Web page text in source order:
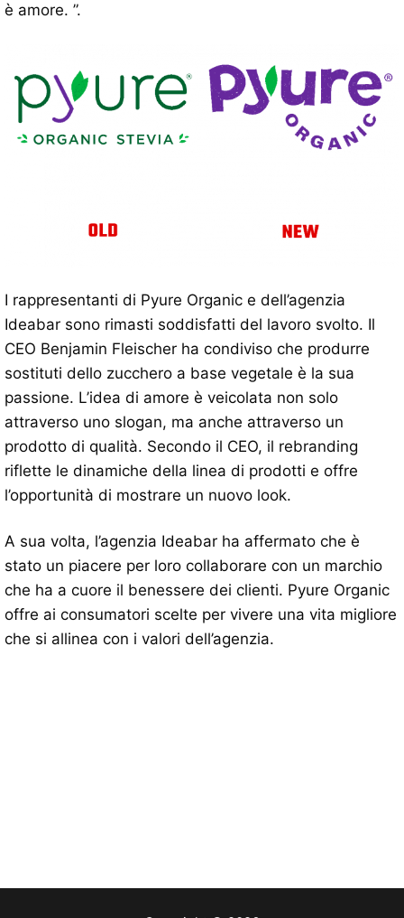
è amore. ”.
I rappresentanti di Pyure Organic e dell’agenzia
Ideabar sono rimasti soddisfatti del lavoro svolto. Il
CEO Benjamin Fleischer ha condiviso che produrre
sostituti dello zucchero a base vegetale è la sua
passione. L’idea di amore è veicolata non solo
attraverso uno slogan, ma anche attraverso un
prodotto di qualità. Secondo il CEO, il rebranding
riflette le dinamiche della linea di prodotti e offre
l’opportunità di mostrare un nuovo look.
A sua volta, l’agenzia Ideabar ha affermato che è
stato un piacere per loro collaborare con un marchio
che ha a cuore il benessere dei clienti. Pyure Organic
offre ai consumatori scelte per vivere una vita migliore
che si allinea con i valori dell’agenzia.